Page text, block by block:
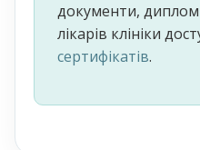
документи,
лікарів клініки
сертифікатів.